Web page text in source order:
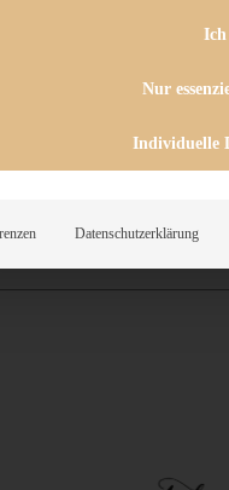
Ich
Nur
Individuelle
Datenschutzerklärung